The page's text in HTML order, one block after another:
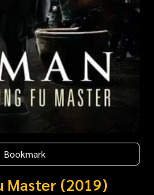
Bookmark
Master (2019)